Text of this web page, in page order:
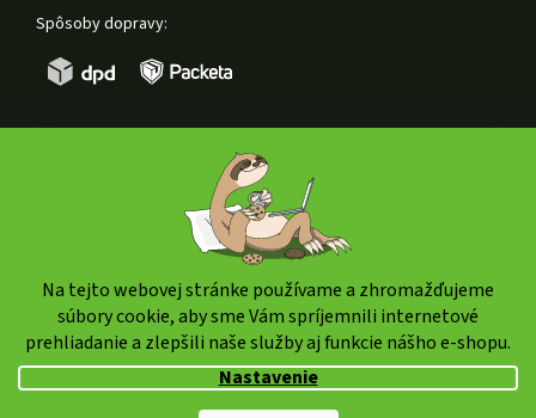
Na tejto webovej stránke používame a zhromažďujeme
súbory cookie, aby sme Vám spríjemnili internetové
prehliadanie a zlepšili naše služby aj funkcie nášho e-shopu.
Nastavenie
Spôsoby dopravy:
Copyright 2026weedshop.sk. Všetky práva vyhradené.
Upraviť nastavenie cookies